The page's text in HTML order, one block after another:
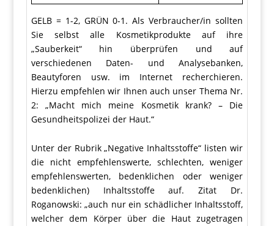
GELB = 1-2, GRÜN 0-1. Als Verbraucher/in sollten
Sie selbst alle Kosmetikprodukte auf ihre
„Sauberkeit“ hin überprüfen und auf
verschiedenen Daten- und Analysebanken,
Beautyforen usw. im Internet recherchieren.
Hierzu empfehlen wir Ihnen auch unser Thema Nr.
2: „Macht mich meine Kosmetik krank? – Die
Gesundheitspolizei der Haut.“
Unter der Rubrik „Negative Inhaltsstoffe“ listen wir
die nicht empfehlenswerte, schlechten, weniger
empfehlenswerten, bedenklichen oder weniger
bedenklichen) Inhaltsstoffe auf. Zitat Dr.
Roganowski: „auch nur ein schädlicher Inhaltsstoff,
welcher dem Körper über die Haut zugetragen